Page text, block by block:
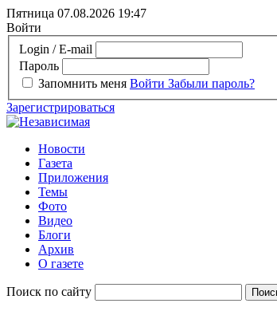
Пятница 07.08.2026 19:47
Войти
Login / E-mail
Пароль
Запомнить меня Войти Забыли пароль?
Зарегистрироваться
Новости
Газета
Приложения
Темы
Фото
Видео
Блоги
Архив
О газете
Поиск по сайту